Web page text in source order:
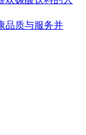
品质与服务并